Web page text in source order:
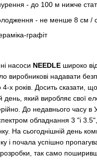
- до 100 м нижче
- не менше 8 см /
графіт
насоси NEEDLE широко
виробникові надавати
х років. Досить сказати, що
день, який виробляє свої
До недавнього часу в
обладнання 3 "і
На сьогоднішній день
і почала успішно
так само